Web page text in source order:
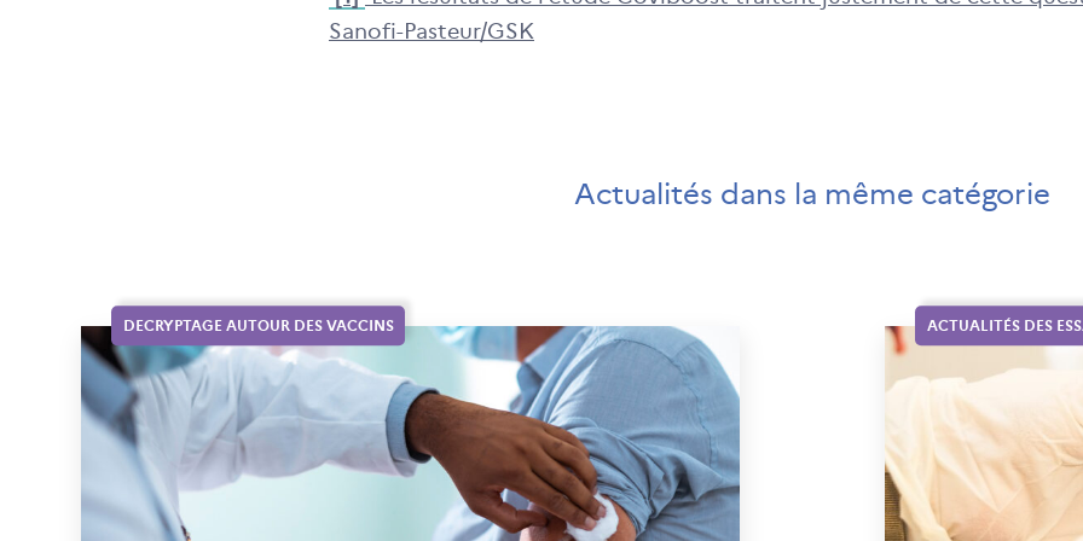
Sanofi-Pasteur/GSK
Actualités dans la même catégorie
DECRYPTAGE AUTOUR DES VACCINS ACTUALITÉS DES